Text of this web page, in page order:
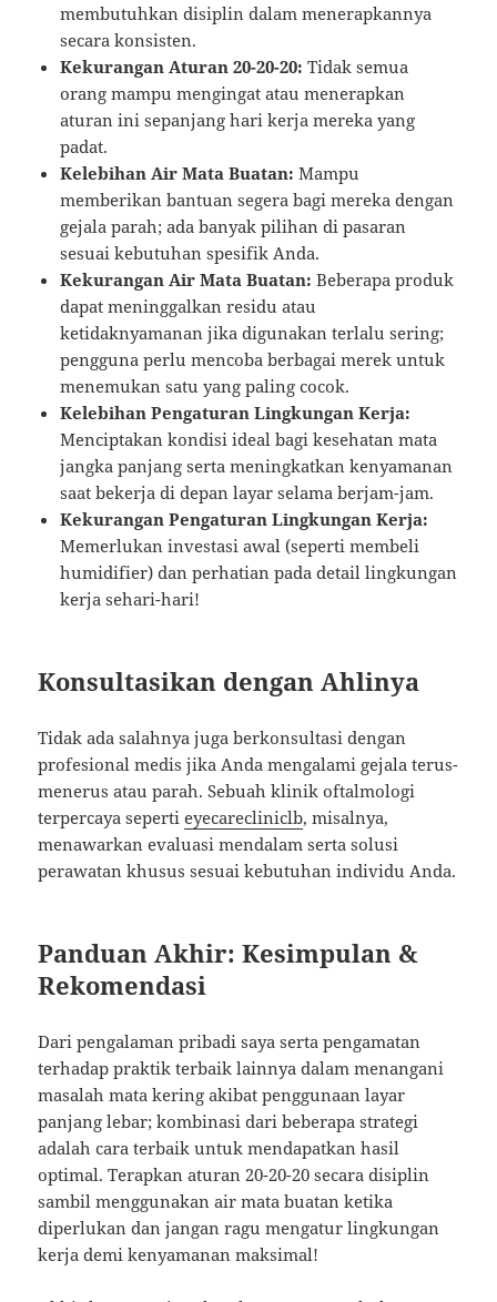
membutuhkan disiplin dalam menerapkannya
secara konsisten.
Kekurangan Aturan 20-20-20: Tidak semua
orang mampu mengingat atau menerapkan
aturan ini sepanjang hari kerja mereka yang
padat.
Kelebihan Air Mata Buatan: Mampu
memberikan bantuan segera bagi mereka dengan
gejala parah; ada banyak pilihan di pasaran
sesuai kebutuhan spesifik Anda.
Kekurangan Air Mata Buatan: Beberapa produk
dapat meninggalkan residu atau
ketidaknyamanan jika digunakan terlalu sering;
pengguna perlu mencoba berbagai merek untuk
menemukan satu yang paling cocok.
Kelebihan Pengaturan Lingkungan Kerja:
Menciptakan kondisi ideal bagi kesehatan mata
jangka panjang serta meningkatkan kenyamanan
saat bekerja di depan layar selama berjam-jam.
Kekurangan Pengaturan Lingkungan Kerja:
Memerlukan investasi awal (seperti membeli
humidifier) dan perhatian pada detail lingkungan
kerja sehari-hari!
Konsultasikan dengan Ahlinya
Tidak ada salahnya juga berkonsultasi dengan
profesional medis jika Anda mengalami gejala terus-
menerus atau parah. Sebuah klinik oftalmologi
terpercaya sepertieyecarecliniclb, misalnya,
menawarkan evaluasi mendalam serta solusi
perawatan khusus sesuai kebutuhan individu Anda.
Panduan Akhir: Kesimpulan &
Rekomendasi
Dari pengalaman pribadi saya serta pengamatan
terhadap praktik terbaik lainnya dalam menangani
masalah mata kering akibat penggunaan layar
panjang lebar; kombinasi dari beberapa strategi
adalah cara terbaik untuk mendapatkan hasil
optimal. Terapkan aturan 20-20-20 secara disiplin
sambil menggunakan air mata buatan ketika
diperlukan dan jangan ragu mengatur lingkungan
kerja demi kenyamanan maksimal!